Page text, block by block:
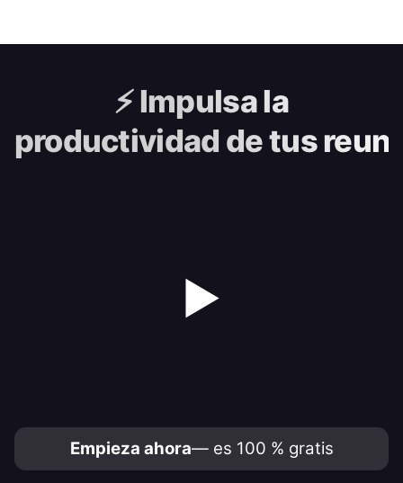
⚡️Impulsa la
productividad de tus
▶
Empieza ahora— es 100 % gratis